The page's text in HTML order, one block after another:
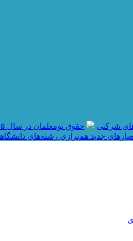
شرکتی حقوق نومعلمان در سال ۱۴۰۵ چقدر است؟ | رقم جدید حقوق معلمان تازه استخدام شده و جزئیات رتبه بندی
جدید هم‌ترازی رشته‌های